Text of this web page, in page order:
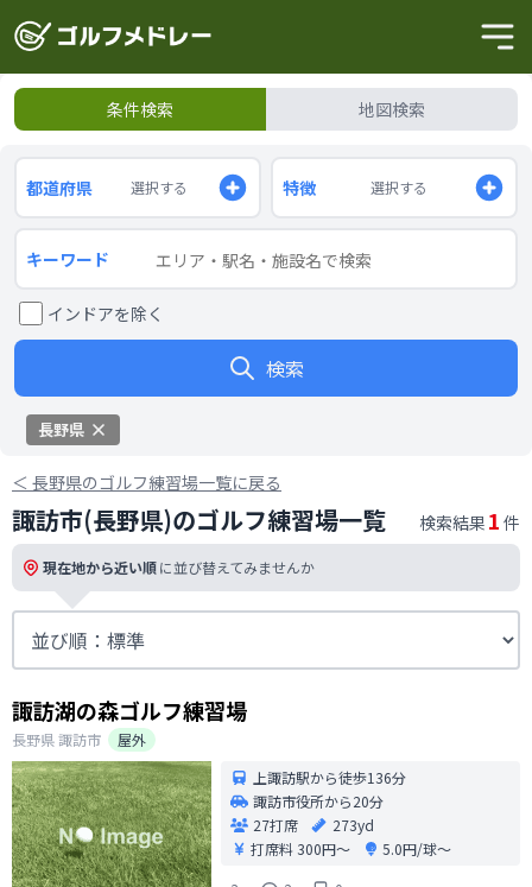
条件検索 地図検索
都道府県 選択する 特徴 選択する
キーワード
インドアを除く
検索
長野県
＜ 長野県のゴルフ練習場一覧に戻る
諏訪市(長野県)のゴルフ練習場一覧 検索結果 1 件
現在地から近い順に並び替えてみませんか
諏訪湖の森ゴルフ練習場
長野県諏訪市
屋外
上諏訪駅から徒歩136分
諏訪市役所から20分
27打席
273yd
打席料300円〜
5.0円/球〜